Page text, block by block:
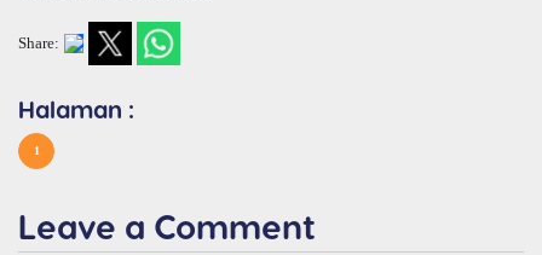
Share:
Halaman :
1
Leave a Comment